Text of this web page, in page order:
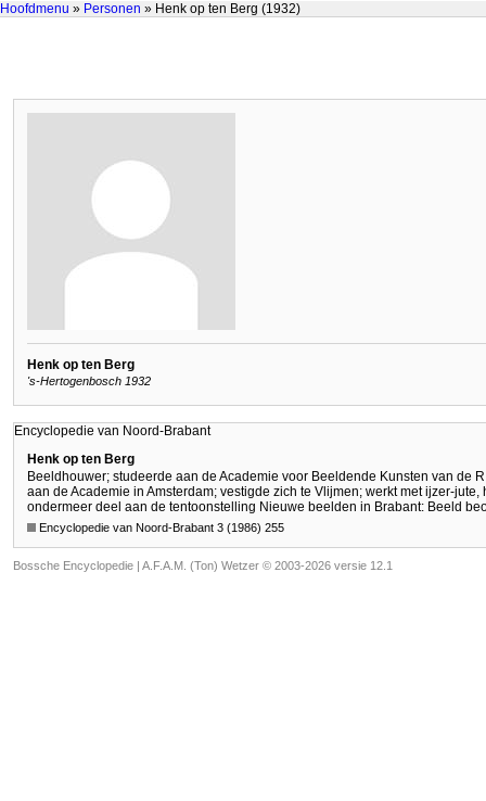
Hoofdmenu » Personen » Henk op ten Berg (1932)
Henk op ten Berg
's-Hertogenbosch 1932
Encyclopedie van Noord-Brabant
Henk op ten Berg
Beeldhouwer; studeerde aan de Academie voor Beeldende Kunsten van de
aan de Academie in Amsterdam; vestigde zich te Vlijmen; werkt met ijzer-
ondermeer deel aan de tentoonstelling Nieuwe beelden in Brabant: Beeld
Encyclopedie van Noord-Brabant 3 (1986) 255
Bossche Encyclopedie | A.F.A.M. (Ton) Wetzer © 2003-2026 versie 12.1